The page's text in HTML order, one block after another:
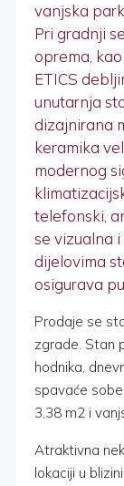
vanjska
Pri gradnji
oprema,
ETICS
unutarnja
dizajnirana
keramika
modernog
telefonski,
se vizualna
dijelovima
osigurava
Prodaje se
zgrade. Stan
hodnika,
spavaće
3,38 m2 i
Atraktivna
lokaciji u